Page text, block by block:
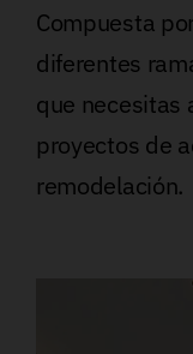
Compuesta
diferentes
que necesitas
proyectos de
remodelación.